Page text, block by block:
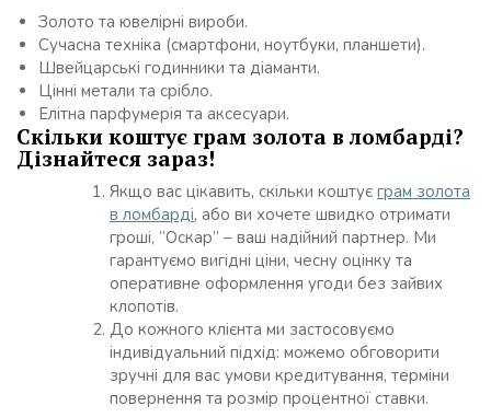
Золото та ювелірні вироби.
Сучасна техніка (смартфони, ноутбуки, планшети).
Швейцарські годинники та діаманти.
Цінні метали та срібло.
Елітна парфумерія та аксесуари.
Скільки коштує грам золота в ломбарді?
Дізнайтеся зараз!
Якщо вас цікавить, скільки коштує грам золота
в ломбарді, або ви хочете швидко отримати
гроші, “Оскар” – ваш надійний партнер. Ми
гарантуємо вигідні ціни, чесну оцінку та
оперативне оформлення угоди без зайвих
клопотів.
До кожного клієнта ми застосовуємо
індивідуальний підхід: можемо обговорити
зручні для вас умови кредитування, терміни
повернення та розмір процентної ставки.